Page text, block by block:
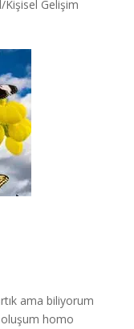
Kişisel Gelişim
ama biliyorum
homo